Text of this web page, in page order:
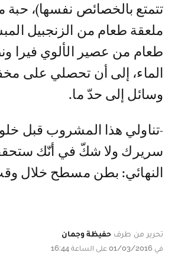
تتمتع بالخصائص نفسها)،
ملعقة طعام من الزنجبيل
طعام من عصير الألوي
الماء، إلى أن تحصلي على
وسائل إلى حدّ ما.
-تناولي هذا المشروب قبل
سريرك ولا شكّ في أنّك
النهائي: بطن مسطح خلال
تحرير من طرف حفيظة وجمان
في 01/03/2016 على الساعة 16:44